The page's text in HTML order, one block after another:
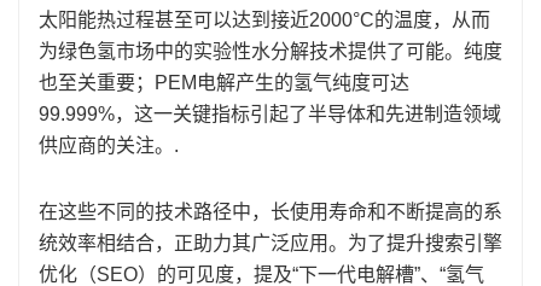
太阳能热过程甚至可以达到接近2000°C的温度，从而
为绿色氢市场中的实验性水分解技术提供了可能。纯度
也至关重要；PEM电解产生的氢气纯度可达
99.999%，这一关键指标引起了半导体和先进制造领域
供应商的关注。.
在这些不同的技术路径中，长使用寿命和不断提高的系
统效率相结合，正助力其广泛应用。为了提升搜索引擎
优化（SEO）的可见度，提及“下一代电解槽”、“氢气